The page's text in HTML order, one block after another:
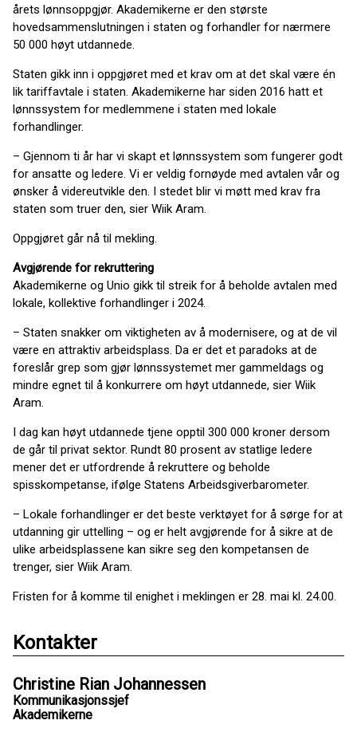
årets lønnsoppgjør. Akademikerne er den største
hovedsammenslutningen i staten og forhandler for nærmere
50 000 høyt utdannede.
Staten gikk inn i oppgjøret med et krav om at det skal være én
lik tariffavtale i staten. Akademikerne har siden 2016 hatt et
lønnssystem for medlemmene i staten med lokale
forhandlinger.
– Gjennom ti år har vi skapt et lønnssystem som fungerer godt
for ansatte og ledere. Vi er veldig fornøyde med avtalen vår og
ønsker å videreutvikle den. I stedet blir vi møtt med krav fra
staten som truer den, sier Wiik Aram.
Oppgjøret går nå til mekling.
Avgjørende for rekruttering
Akademikerne og Unio gikk til streik for å beholde avtalen med
lokale, kollektive forhandlinger i 2024.
– Staten snakker om viktigheten av å modernisere, og at de vil
være en attraktiv arbeidsplass. Da er det et paradoks at de
foreslår grep som gjør lønnssystemet mer gammeldags og
mindre egnet til å konkurrere om høyt utdannede, sier Wiik
Aram.
I dag kan høyt utdannede tjene opptil 300 000 kroner dersom
de går til privat sektor. Rundt 80 prosent av statlige ledere
mener det er utfordrende å rekruttere og beholde
spisskompetanse, ifølge Statens Arbeidsgiverbarometer.
– Lokale forhandlinger er det beste verktøyet for å sørge for at
utdanning gir uttelling – og er helt avgjørende for å sikre at de
ulike arbeidsplassene kan sikre seg den kompetansen de
trenger, sier Wiik Aram.
Fristen for å komme til enighet i meklingen er 28. mai kl. 24.00.
Kontakter
Christine Rian Johannessen
Kommunikasjonssjef
Akademikerne